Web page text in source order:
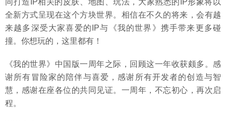
全新方式呈现在这个方块世界。相信在不久的将来，会有越
来越多深受大家喜爱的IP与《我的世界》携手带来更多碰
撞。你想玩的，这里都有！
《我的世界》中国版一周年之际，回顾这一年收获颇多。感
谢所有冒险家的陪伴与喜爱，感谢所有开发者的创造与智
慧，感谢在座各位的共同见证。一周年，不忘初心，再次启
程。